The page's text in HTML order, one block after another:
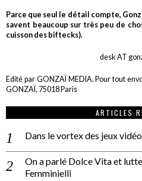
Parce que seul le détail compte,
savent beaucoup sur très peu de
cuisson des biftecks).
desk AT
Edité par GONZAÏ MEDIA. Pour tout
GONZAÏ, 75018 Paris
ARTICLES
Dans le vortex des jeux
On a parlé Dolce Vita et
Femminielli